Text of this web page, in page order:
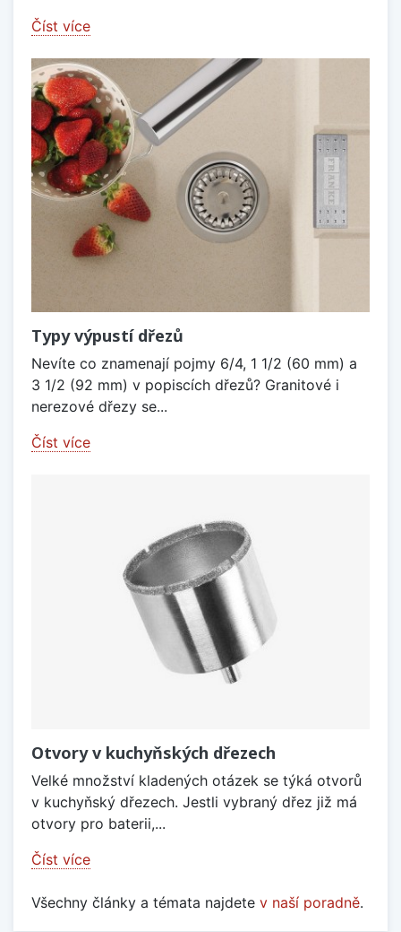
Číst více
Typy výpustí dřezů
Nevíte co znamenají pojmy 6/4, 1 1/2 (60 mm) a
3 1/2 (92 mm) v popiscích dřezů? Granitové i
nerezové dřezy se...
Číst více
Otvory v kuchyňských dřezech
Velké množství kladených otázek se týká otvorů
v kuchyňský dřezech. Jestli vybraný dřez již má
otvory pro baterii,...
Číst více
Všechny články a témata najdete v naší poradně.